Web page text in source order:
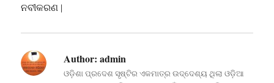
ନବୀକରଣ ∣
Author: admin
ଓଡ଼ିଶା ପ୍ରଦେଶ ସୃଷ୍ଟିର ଏକମାତ୍ର ଉଦ୍ଦେଶ୍ୟ ଥିଲା ଓଡ଼ିଆ